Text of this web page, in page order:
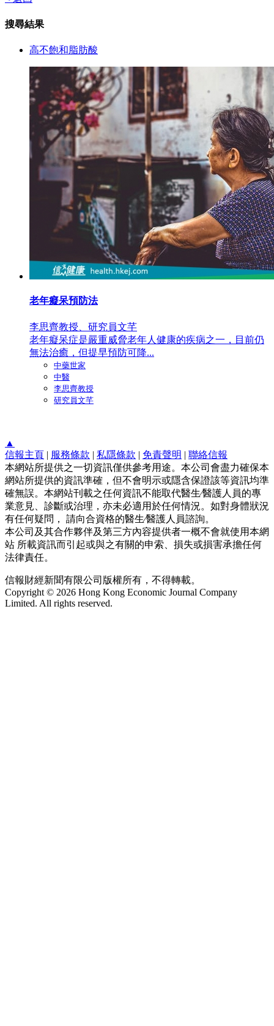
搜尋結果
高不飽和脂肪酸
老年癡呆預防法
李思齊教授、研究員文芊
老年癡呆症是嚴重威脅老年人健康的疾病之一，目前仍
無法治癒，但提早預防可降...
中藥世家
中醫
李思齊教授
研究員文芊
▲
信報主頁 | 服務條款 | 私隱條款 | 免責聲明 | 聯絡信報
本網站所提供之一切資訊僅供參考用途。本公司會盡力確保本
網站所提供的資訊準確，但不會明示或隱含保證該等資訊均準
確無誤。本網站刊載之任何資訊不能取代醫生∕醫護人員的專
業意見、診斷或治理，亦未必適用於任何情況。如對身體狀況
有任何疑問， 請向合資格的醫生∕醫護人員諮詢。
本公司及其合作夥伴及第三方內容提供者一概不會就使用本網
站 所載資訊而引起或與之有關的申索、損失或損害承擔任何
法律責任。
信報財經新聞有限公司版權所有，不得轉載。
Copyright © 2026 Hong Kong Economic Journal Company
Limited. All rights reserved.